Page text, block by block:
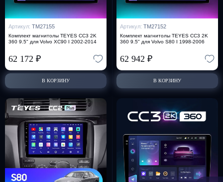
Артикул: TM27155
Комплект магнитолы TEYES CC3 2K
360 9.5" для Volvo XC90 I 2002-2014
62 172 ₽
В КОРЗИНУ
Артикул: TM27152
Комплект магнитолы TEYES CC3 2K
360 9.5" для Volvo S80 I 1998-2006
62 942 ₽
В КОРЗИНУ